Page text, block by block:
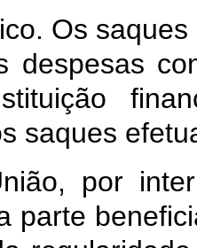
Os
despesas
saques
por
parte